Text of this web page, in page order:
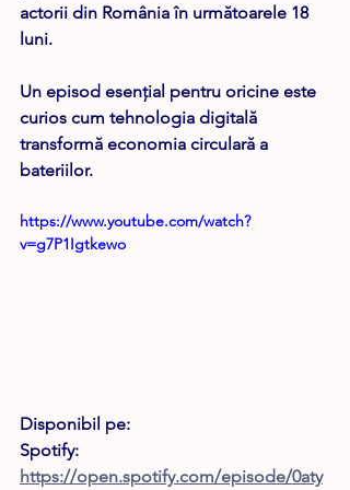
actorii din România în următoarele 18
luni.
Un episod esențial pentru oricine este
curios cum tehnologia digitală
transformă economia circulară a
bateriilor.
https://www.youtube.com/watch?
v=g7P1Igtkewo
Disponibil pe:
Spotify:
https://open.spotify.com/episode/0aty